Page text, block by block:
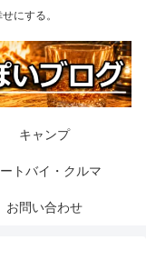
にする。
キャンプ
トバイ・クルマ
お問い合わせ